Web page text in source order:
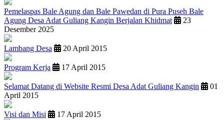
Pemelaspas Bale Agung dan Bale Pawedan di Pura Puseh Bale
Agung Desa Adat Guliang Kangin Berjalan Khidmat
23
Desember 2025
Lambang Desa 20 April 2015
Program Kerja 17 April 2015
Selamat Datang di Website Resmi Desa Adat Guliang Kangin
01
April 2015
Visi dan Misi 17 April 2015